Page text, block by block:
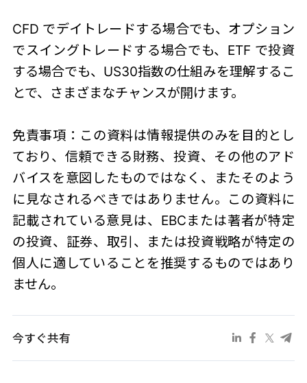
CFD でデイトレードする場合でも、オプション
でスイングトレードする場合でも、ETF で投資
する場合でも、 US30指数の仕組みを理解するこ
とで、さまざまなチャンスが開けます。
免責事項：この資料は情報提供のみを目的とし
ており、信頼できる財務、投資、その他のアド
バイスを意図したものではなく、またそのよう
に見なされるべきではありません。この資料に
記載されている意見は、EBCまたは著者が特定
の投資、証券、取引、または投資戦略が特定の
個人に適していることを推奨するものではあり
ません。
今すぐ共有